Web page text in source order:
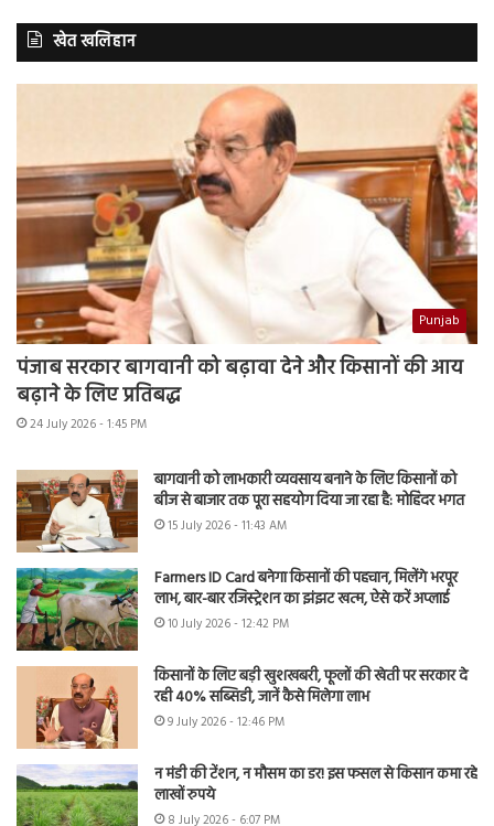
खेत खलिहान
Punjab
पंजाब सरकार बागवानी को बढ़ावा देने और किसानों की आय
बढ़ाने के लिए प्रतिबद्ध
24 July 2026 - 1:45 PM
बागवानी को लाभकारी व्यवसाय बनाने के लिए किसानों को
बीज से बाजार तक पूरा सहयोग दिया जा रहा है: मोहिंदर भगत
15 July 2026 - 11:43 AM
Farmers ID Card बनेगा किसानों की पहचान, मिलेंगे भरपूर
लाभ, बार-बार रजिस्ट्रेशन का झंझट खत्म, ऐसे करें अप्लाई
10 July 2026 - 12:42 PM
किसानों के लिए बड़ी खुशखबरी, फूलों की खेती पर सरकार दे
रही 40% सब्सिडी, जानें कैसे मिलेगा लाभ
9 July 2026 - 12:46 PM
न मंडी की टेंशन, न मौसम का डर! इस फसल से किसान कमा रहे
लाखों रुपये
8 July 2026 - 6:07 PM